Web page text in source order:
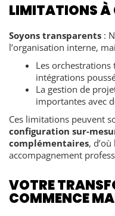
LIMITATIONS À
Soyons transparents :
l’organisation interne,
Les orchestrations
intégrations
La gestion de
importantes avec
Ces limitations peuvent
configuration sur-
complémentaires,
accompagnement
VOTRE
COMMENCE